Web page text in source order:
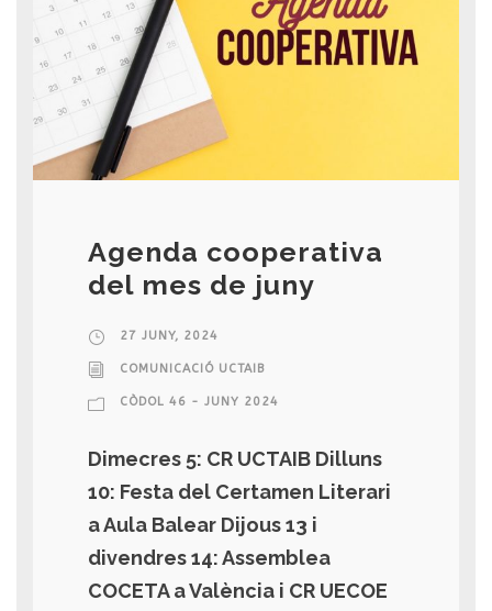
Agenda cooperativa
del mes de juny
27 JUNY, 2024
COMUNICACIÓ UCTAIB
CÒDOL 46 - JUNY 2024
Dimecres 5: CR UCTAIB Dilluns
10: Festa del Certamen Literari
a Aula Balear Dijous 13 i
divendres 14: Assemblea
COCETA a València i CR UECOE